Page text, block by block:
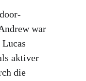
war
Lucas
aktiver
die